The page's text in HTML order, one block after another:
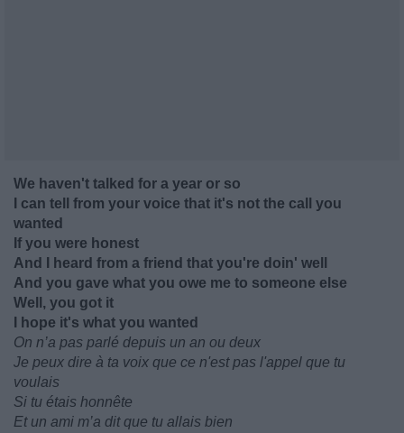
We haven't talked for a year or so
I can tell from your voice that it's not the call you
wanted
If you were honest
And I heard from a friend that you're doin' well
And you gave what you owe me to someone else
Well, you got it
I hope it's what you wanted
On n’a pas parlé depuis un an ou deux
Je peux dire à ta voix que ce n'est pas l'appel que tu
voulais
Si tu étais honnête
Et un ami m’a dit que tu allais bien